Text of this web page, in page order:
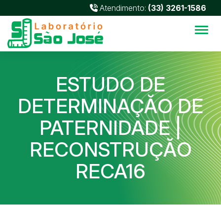
Atendimento: (33) 3261-1586
ESTUDO DE
DETERMINAÇĂO DE
PATERNIDADE |
RECONSTRUÇĂO
RECA16